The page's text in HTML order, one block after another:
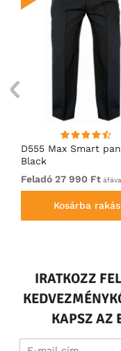
D555 Max Smart
Black
Feladó 27 990 Ft
Kosárba rakás
IRATKOZZ
KAPSZ AZ